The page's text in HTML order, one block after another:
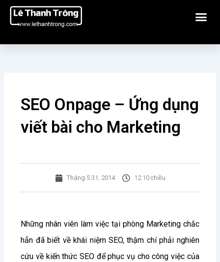
Nhảy
SEO Onpage – Ứng dụng
viết bài cho Marketing
Tháng 5 31, 2014 12:10 chiều
Những nhân viên làm việc tại phòng Marketing chắc
hẳn đã biết về khái niệm SEO, thậm chí phải nghiên
cứu về kiến thức SEO để phục vụ cho công việc của